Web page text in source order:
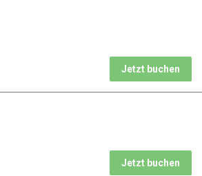
Jetzt buchen
Jetzt buchen